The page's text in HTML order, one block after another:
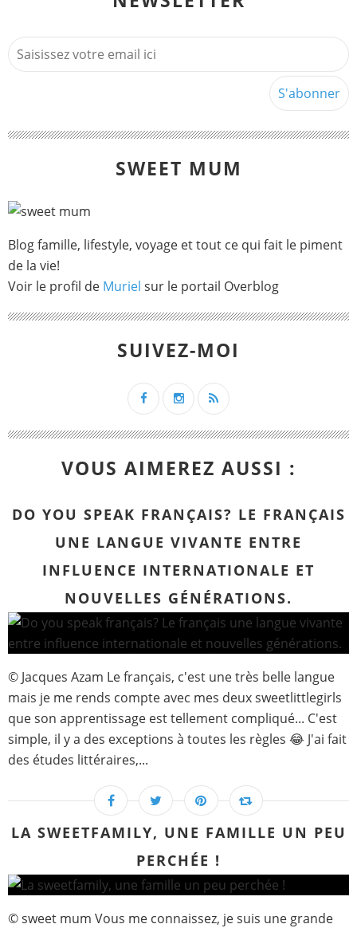
SWEET MUM
Blog famille, lifestyle, voyage et tout ce qui fait le piment
de la vie!
Voir le profil de Muriel sur le portail Overblog
SUIVEZ-MOI
VOUS AIMEREZ AUSSI :
DO YOU SPEAK FRANÇAIS? LE FRANÇAIS
UNE LANGUE VIVANTE ENTRE
INFLUENCE INTERNATIONALE ET
NOUVELLES GÉNÉRATIONS.
© Jacques Azam Le français, c'est une très belle langue
mais je me rends compte avec mes deux sweetlittlegirls
que son apprentissage est tellement compliqué... C'est
simple, il y a des exceptions à toutes les règles 😂 J'ai fait
des études littéraires,...
LA SWEETFAMILY, UNE FAMILLE UN PEU
PERCHÉE !
© sweet mum Vous me connaissez, je suis une grande